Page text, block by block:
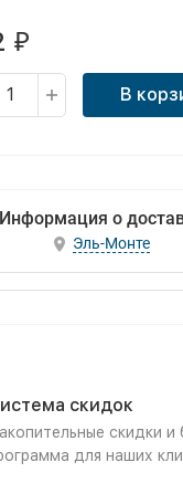
₽
В
Информация о
Эль-Монте
скидок
скидки и
для наших